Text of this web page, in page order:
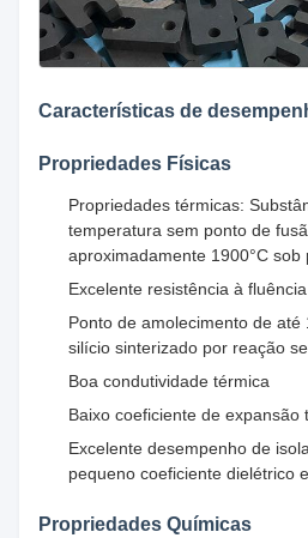
Características de
Propriedades Físicas
Propriedades térmicas:
temperatura sem ponto de
aproximadamente 1900°C sob
Excelente resistência à
Ponto de amolecimento de até
silício sinterizado por reação
Boa condutividade térmica
Baixo coeficiente de expansão
Excelente desempenho de
pequeno coeficiente dielétrico
Propriedades Químicas